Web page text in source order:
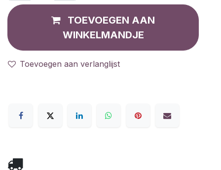
TOEVOEGEN AAN
WINKELMANDJE
Toevoegen aan verlanglijst